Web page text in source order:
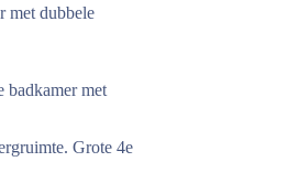
met dubbele
badkamer met
Grote 4e